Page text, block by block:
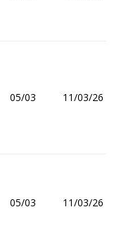
05/03 11/03/26
05/03 11/03/26